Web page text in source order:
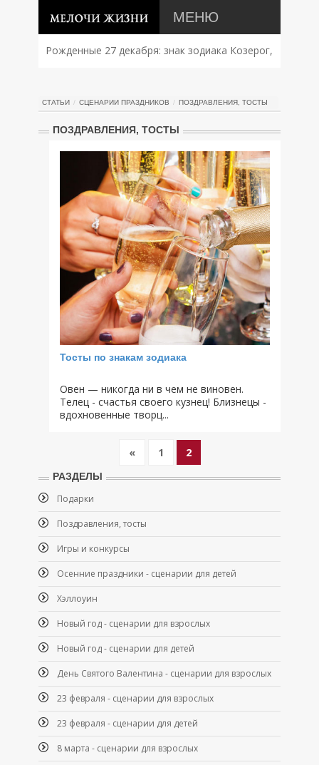
МЕНЮ
Рожденные 27 декабря: знак зодиака Козерог,
СТАТЬИ СЦЕНАРИИ ПРАЗДНИКОВ ПОЗДРАВЛЕНИЯ, ТОСТЫ
ПОЗДРАВЛЕНИЯ, ТОСТЫ
Тосты по знакам зодиака
Овен — никогда ни в чем не виновен.
Телец - счастья своего кузнец! Близнецы -
вдохновенные творц...
« 1 2
РАЗДЕЛЫ
Подарки
Поздравления, тосты
Игры и конкурсы
Осенние праздники - сценарии для детей
Хэллоуин
Новый год - сценарии для взрослых
Новый год - сценарии для детей
День Святого Валентина - сценарии для взрослых
23 февраля - сценарии для взрослых
23 февраля - сценарии для детей
8 марта - сценарии для взрослых